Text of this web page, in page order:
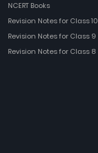
NCERT Books
Revision Notes for Class 10
Revision Notes for Class 9
Revision Notes for Class 8